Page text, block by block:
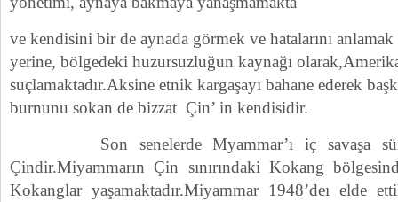
ve kendisini bir de aynada görmek ve hatalarını
yerine, bölgedeki huzursuzluğun kaynağı
suçlamaktadır.Aksine etnik kargaşayı bahane ederek
burnunu sokan de bizzat Çin’ in kendisidir.
Son senelerde Myammar’ı iç savaşa
Çindir.Miyammarın Çin sınırındaki Kokang
Kokanglar yaşamaktadır.Miyammar 1948’deı elde